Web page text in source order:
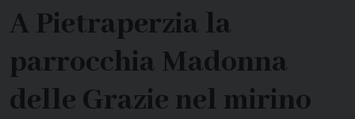
A Pietraperzia la
parrocchia Madonna
delle Grazie nel mirino